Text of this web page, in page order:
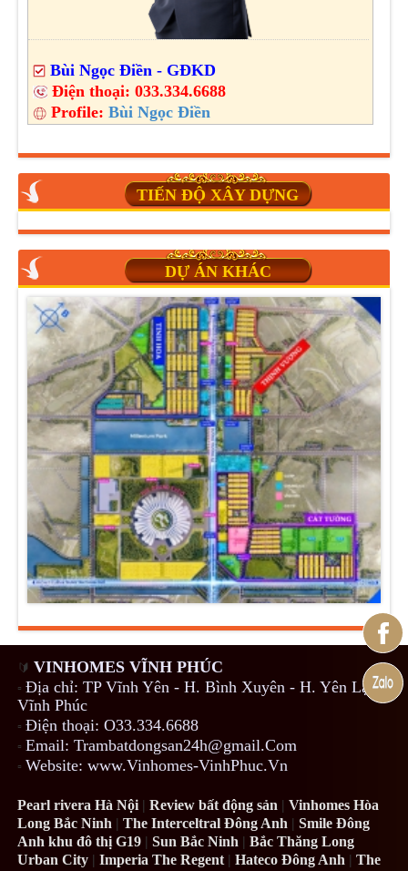
Bùi Ngọc Điền - GĐKD
Điện thoại:033.334.6688
Profile:Bùi Ngọc Điền
TIẾN ĐỘ XÂY DỰNG
DỰ ÁN KHÁC
🔰 VINHOMES VĨNH PHÚC
▫️Địa chỉ: TP Vĩnh Yên - H. Bình Xuyên - H. Yên Lạc -
Vĩnh Phúc
▫️Điện thoại: O33.334.6688
▫️ Email: Trambatdongsan24h@gmail.Com
▫️ Website: www.Vinhomes-VinhPhuc.Vn
Pearl rivera Hà Nội |Review bất động sản |Vinhomes Hòa
Long Bắc Ninh |The Interceltral Đông Anh |Smile Đông
Anh khu đô thị G19 |Sun Bắc Ninh |Bắc Thăng Long
Urban City |Imperia The Regent |Hateco Đông Anh |The